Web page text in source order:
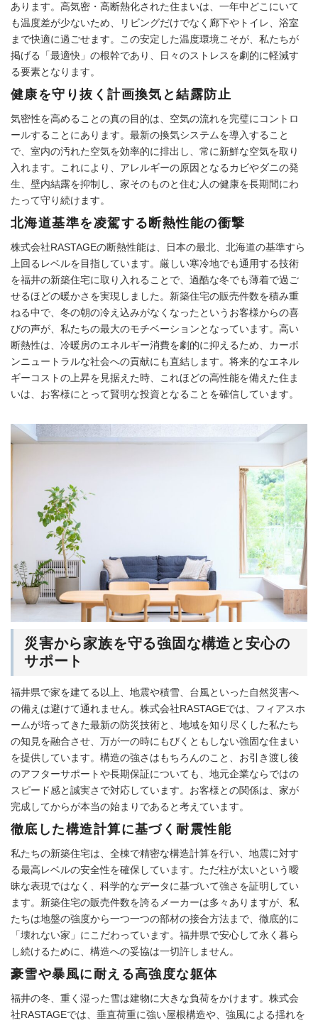
あります。高気密・高断熱化された住まいは、一年中どこにいて
も温度差が少ないため、リビングだけでなく廊下やトイレ、浴室
まで快適に過ごせます。この安定した温度環境こそが、私たちが
掲げる「最適快」の根幹であり、日々のストレスを劇的に軽減す
る要素となります。
健康を守り抜く計画換気と結露防止
気密性を高めることの真の目的は、空気の流れを完璧にコントロ
ールすることにあります。最新の換気システムを導入すること
で、室内の汚れた空気を効率的に排出し、常に新鮮な空気を取り
入れます。これにより、アレルギーの原因となるカビやダニの発
生、壁内結露を抑制し、家そのものと住む人の健康を長期間にわ
たって守り続けます。
北海道基準を凌駕する断熱性能の衝撃
株式会社RASTAGEの断熱性能は、日本の最北、北海道の基準すら
上回るレベルを目指しています。厳しい寒冷地でも通用する技術
を福井の新築住宅に取り入れることで、過酷な冬でも薄着で過ご
せるほどの暖かさを実現しました。新築住宅の販売件数を積み重
ねる中で、冬の朝の冷え込みがなくなったというお客様からの喜
びの声が、私たちの最大のモチベーションとなっています。高い
断熱性は、冷暖房のエネルギー消費を劇的に抑えるため、カーボ
ンニュートラルな社会への貢献にも直結します。将来的なエネル
ギーコストの上昇を見据えた時、これほどの高性能を備えた住ま
いは、お客様にとって賢明な投資となることを確信しています。
災害から家族を守る強固な構造と安心の
サポート
福井県で家を建てる以上、地震や積雪、台風といった自然災害へ
の備えは避けて通れません。株式会社RASTAGEでは、フィアスホ
ームが培ってきた最新の防災技術と、地域を知り尽くした私たち
の知見を融合させ、万が一の時にもびくともしない強固な住まい
を提供しています。構造の強さはもちろんのこと、お引き渡し後
のアフターサポートや長期保証についても、地元企業ならではの
スピード感と誠実さで対応しています。お客様との関係は、家が
完成してからが本当の始まりであると考えています。
徹底した構造計算に基づく耐震性能
私たちの新築住宅は、全棟で精密な構造計算を行い、地震に対す
る最高レベルの安全性を確保しています。ただ柱が太いという曖
昧な表現ではなく、科学的なデータに基づいて強さを証明してい
ます。新築住宅の販売件数を誇るメーカーは多々ありますが、私
たちは地盤の強度から一つ一つの部材の接合方法まで、徹底的に
「壊れない家」にこだわっています。福井県で安心して永く暮ら
し続けるために、構造への妥協は一切許しません。
豪雪や暴風に耐える高強度な躯体
福井の冬、重く湿った雪は建物に大きな負荷をかけます。株式会
社RASTAGEでは、垂直荷重に強い屋根構造や、強風による揺れを